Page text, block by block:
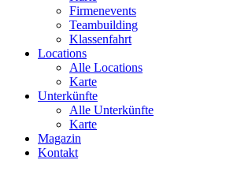
Firmenevents
Teambuilding
Klassenfahrt
Locations
Alle Locations
Karte
Unterkünfte
Alle Unterkünfte
Karte
Magazin
Kontakt